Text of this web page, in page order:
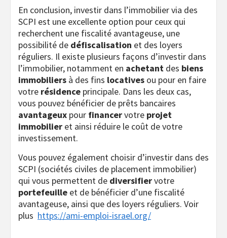
En conclusion, investir dans l’immobilier via des
SCPI est une excellente option pour ceux qui
recherchent une fiscalité avantageuse, une
possibilité de défiscalisation et des loyers
réguliers. Il existe plusieurs façons d’investir dans
l’immobilier, notamment en achetant des biens
immobiliers à des fins locatives ou pour en faire
votre résidence principale. Dans les deux cas,
vous pouvez bénéficier de prêts bancaires
avantageux pour financervotre projet
immobilier et ainsi réduire le coût de votre
investissement.
Vous pouvez également choisir d’investir dans des
SCPI (sociétés civiles de placement immobilier)
qui vous permettent de diversifiervotre
portefeuille et de bénéficier d’une fiscalité
avantageuse, ainsi que des loyers réguliers. Voir
plus https://ami-emploi-israel.org/